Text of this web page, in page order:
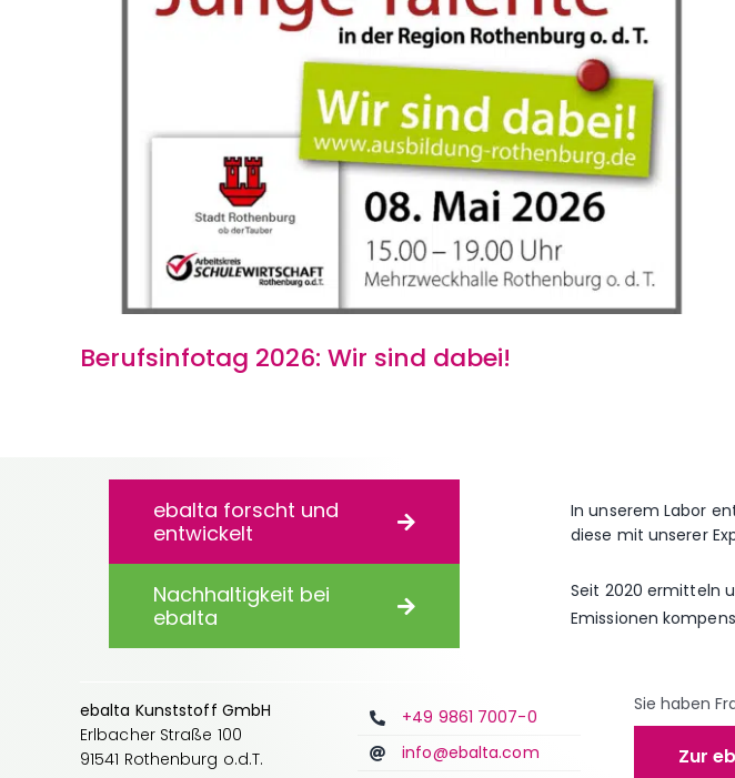
Berufsinfotag 2026: Wir sind dabei!
ebalta forscht und
entwickelt
Nachhaltigkeit bei
ebalta
In unserem Labor
diese mit unserer
Seit 2020 ermitteln
Emissionen
ebalta Kunststoff GmbH
Erlbacher Straße 100
91541 Rothenburg o.d.T.
+49 9861 7007-0
info@ebalta.com
Sie haben
Zur